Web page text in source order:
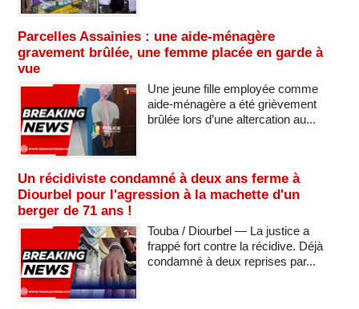
Parcelles Assainies : une aide-ménagère
gravement brûlée, une femme placée en garde à
vue
Une jeune fille employée comme
aide-ménagère a été grièvement
brûlée lors d’une altercation au...
Un récidiviste condamné à deux ans ferme à
Diourbel pour l'agression à la machette d'un
berger de 71 ans !
Touba / Diourbel — La justice a
frappé fort contre la récidive. Déjà
condamné à deux reprises par...